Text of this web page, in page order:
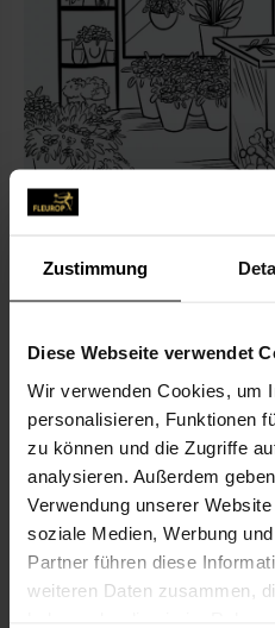
Zustimmung
Diese Webseite verwendet
Wir verwenden Cookies, um
personalisieren, Funktionen
zu können und die Zugriffe
analysieren. Außerdem
Verwendung unserer
soziale Medien, Werbung
Partner führen diese
weiteren Daten zusammen,
KONTAKT
Osterland
Osterland" Landwirtschafts
Markt 17
06682 Teuchern
034443-202 76